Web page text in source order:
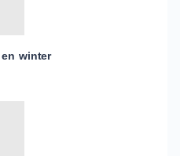
winter